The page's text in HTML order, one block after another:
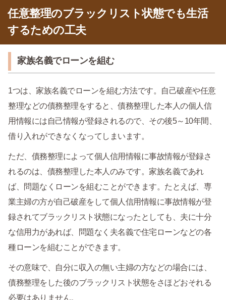
任意整理のブラックリスト状態でも生活
するための工夫
家族名義でローンを組む
1つは、家族名義でローンを組む方法です。自己破産や任意
整理などの債務整理をすると、債務整理した本人の個人信
用情報には自己情報が登録されるので、その後5～10年間、
借り入れができなくなってしまいます。
ただ、債務整理によって個人信用情報に事故情報が登録さ
れるのは、債務整理した本人のみです。家族名義であれ
ば、問題なくローンを組むことができます。たとえば、専
業主婦の方が自己破産をして個人信用情報に事故情報が登
録されてブラックリスト状態になったとしても、夫に十分
な信用力があれば、問題なく夫名義で住宅ローンなどの各
種ローンを組むことができます。
その意味で、自分に収入の無い主婦の方などの場合には、
債務整理をした後のブラックリスト状態をさほどおそれる
必要はありません。